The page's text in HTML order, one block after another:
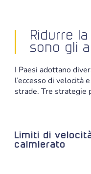
Ridurre
sono gli
I Paesi adottano
l’eccesso di velocità
strade. Tre strategie
Limiti di
calmierato